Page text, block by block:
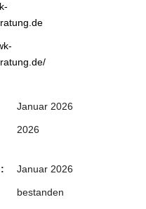
Januar 2026
2026
Januar 2026
bestanden